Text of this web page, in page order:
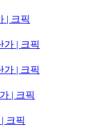
| 크픽
가 | 크픽
가 | 크픽
| 크픽
크픽